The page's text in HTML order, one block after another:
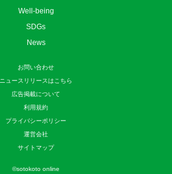
Well-being
SDGs
News
お問い合わせ
ニュースリリースはこちら
広告掲載について
利用規約
プライバシーポリシー
運営会社
サイトマップ
©sotokoto online